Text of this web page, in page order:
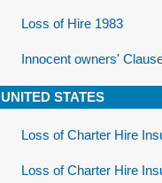
Loss of Hire 1983
Innocent owners'
UNITED STATES
Loss of Charter Hire
Loss of Charter Hire